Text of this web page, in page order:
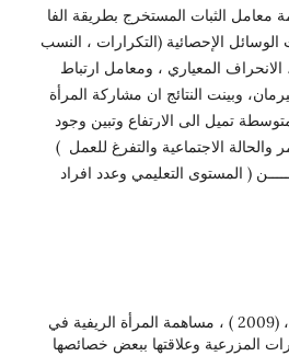
معامل الثبات المستخرج بطريقة الفا
الوسائل الإحصائية (التكرارات ، النسب
المعياري ، ومعامل ارتباط
وبينت النتائج ان مشاركة المرأة
تميل الى الارتفاع وتبين وجود
والحالة الاجتماعية والتفرغ للعمل )
( المستوى التعليمي وعدد افراد
1- الجلبي ، رؤى محمد حامد ، (2009 ) ، مساهمة المرأة الريفية في
المزرعية وعلاقتها ببعض خصائصها